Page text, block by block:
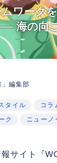
ワーク
海の向
」編集部
タイル
コラ
ク
ニューノ
サイト『